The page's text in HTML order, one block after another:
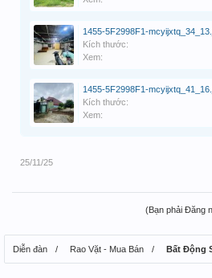
1455-5F2998F1-
Kích thước:
Xem:
1455-5F2998F1-
Kích thước:
Xem:
25/11/25
(Bạn phải Đăng
Diễn đàn Rao Vặt - Mua Bán Bất Động